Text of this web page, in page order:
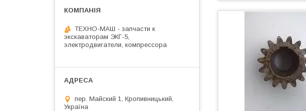
ТЕХНО-МАШ - запчасти к
экскаваторам ЭКГ-5,
электродвигатели, компрессора
пер. Майский 1, Кропивницький,
Україна